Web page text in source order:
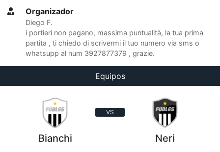
Organizador
Diego F.
i portieri non pagano, massima puntualità, la tua prima
partita , ti chiedo di scrivermi il tuo numero via sms o
whatsupp al num 3927877379 , grazie.
Equipos
VS
Bianchi Neri